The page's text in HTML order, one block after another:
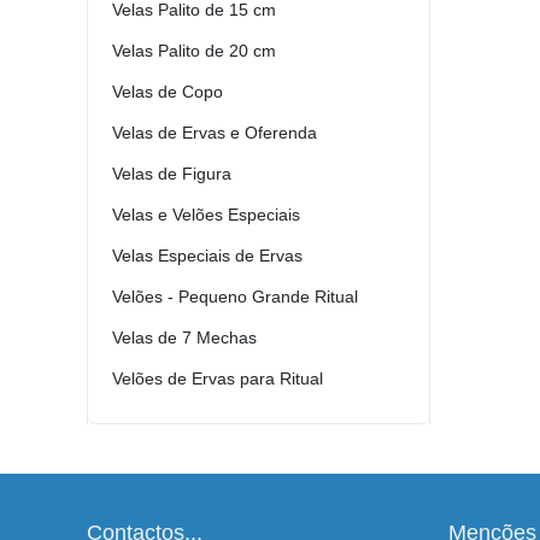
Velas Palito de 15 cm
Velas Palito de 20 cm
Velas de Copo
Velas de Ervas e Oferenda
Velas de Figura
Velas e Velões Especiais
Velas Especiais de Ervas
Velões - Pequeno Grande Ritual
Velas de 7 Mechas
Velões de Ervas para Ritual
Contactos...